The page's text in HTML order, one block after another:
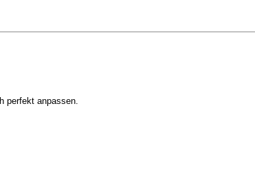
perfekt anpassen.